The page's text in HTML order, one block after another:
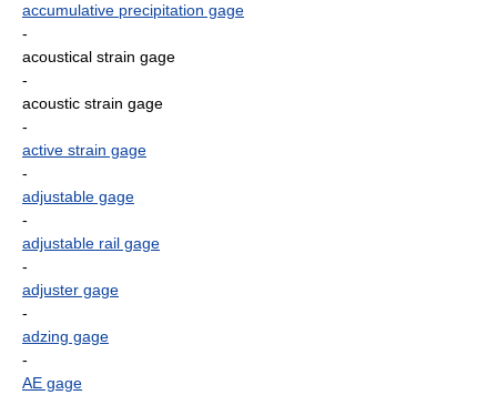
accumulative precipitation gage
-
acoustical strain gage
-
acoustic strain gage
-
active strain gage
-
adjustable gage
-
adjustable rail gage
-
adjuster gage
-
adzing gage
-
AE gage